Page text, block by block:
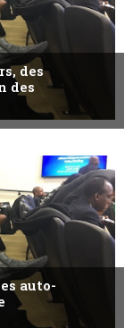
des
des
auto-